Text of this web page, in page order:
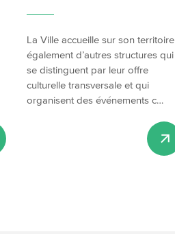
La Ville accueille sur son territoire
également d’autres structures qui
se distinguent par leur offre
culturelle transversale et qui
organisent des événements c…